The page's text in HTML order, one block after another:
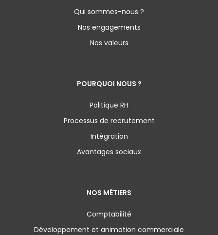
Qui sommes-nous ?
Nos engagements
Nos valeurs
POURQUOI NOUS ?
Politique RH
Processus de recrutement
Intégration
Avantages sociaux
NOS MÉTIERS
Comptabilité
Développement et animation commerciale